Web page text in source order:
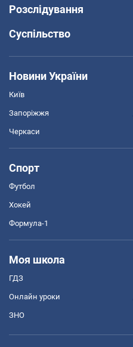
Розслідування
Суспільство
Новини України
Київ
Запоріжжя
Черкаси
Спорт
Футбол
Хокей
Формула-1
Моя школа
ГДЗ
Онлайн уроки
ЗНО